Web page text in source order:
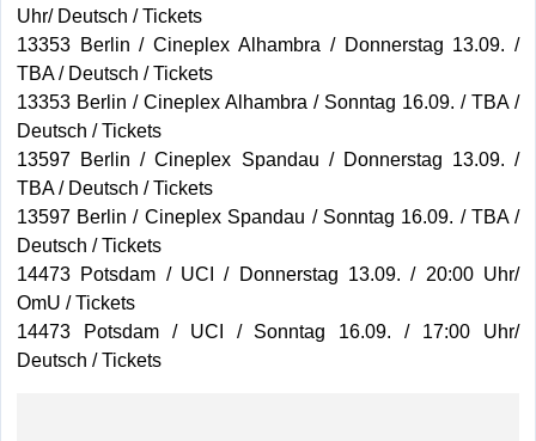
Uhr/ Deutsch / Tickets
13353 Berlin / Cineplex Alhambra / Donnerstag 13.09. /
TBA / Deutsch / Tickets
13353 Berlin / Cineplex Alhambra / Sonntag 16.09. / TBA /
Deutsch / Tickets
13597 Berlin / Cineplex Spandau / Donnerstag 13.09. /
TBA / Deutsch / Tickets
13597 Berlin / Cineplex Spandau / Sonntag 16.09. / TBA /
Deutsch / Tickets
14473 Potsdam / UCI / Donnerstag 13.09. / 20:00 Uhr/
OmU / Tickets
14473 Potsdam / UCI / Sonntag 16.09. / 17:00 Uhr/
Deutsch / Tickets